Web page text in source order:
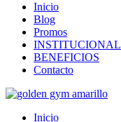
Inicio
Blog
Promos
INSTITUCIONAL
BENEFICIOS
Contacto
Inicio